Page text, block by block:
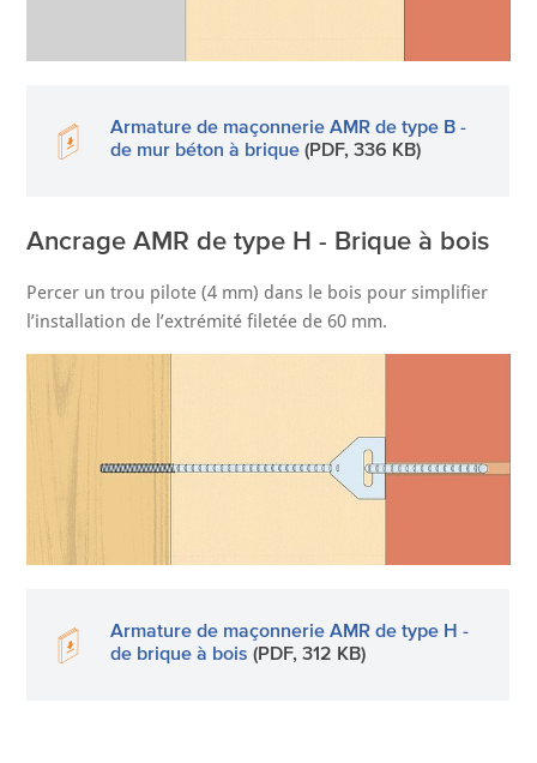
Armature de maçonnerie AMR de type B -
de mur béton à brique (PDF, 336 KB)
Ancrage AMR de type H - Brique à bois
Percer un trou pilote (4 mm) dans le bois pour simplifier
l’installation de l’extrémité filetée de 60 mm.
Armature de maçonnerie AMR de type H -
de brique à bois (PDF, 312 KB)